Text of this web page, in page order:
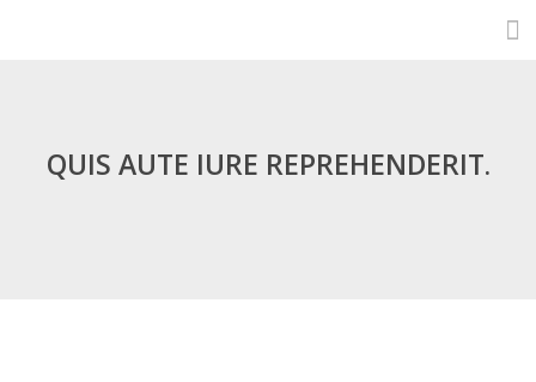
QUIS AUTE IURE REPREHENDERIT.